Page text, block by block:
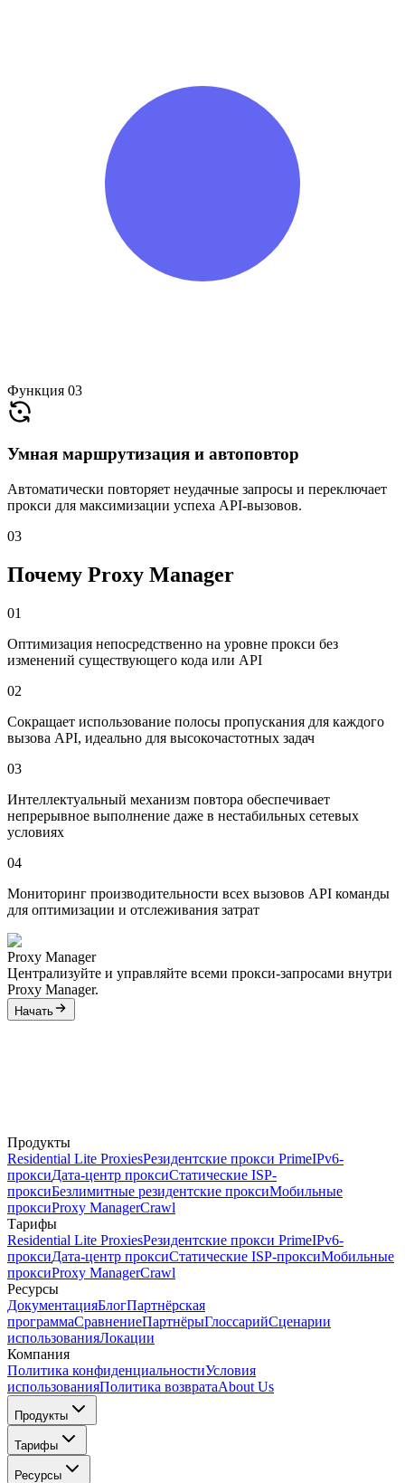
Функция 03
Умная маршрутизация и автоповтор
Автоматически повторяет неудачные запросы и переключает
прокси для максимизации успеха API-вызовов.
03
Почему Proxy Manager
01
Оптимизация непосредственно на уровне прокси без
изменений существующего кода или API
02
Сокращает использование полосы пропускания для каждого
вызова API, идеально для высокочастотных задач
03
Интеллектуальный механизм повтора обеспечивает
непрерывное выполнение даже в нестабильных сетевых
условиях
04
Мониторинг производительности всех вызовов API команды
для оптимизации и отслеживания затрат
Proxy Manager
Централизуйте и управляйте всеми прокси-запросами внутри
Proxy Manager.
Начать
Продукты
Residential Lite ProxiesРезидентские прокси PrimeIPv6-
проксиДата-центр проксиСтатические ISP-
проксиБезлимитные резидентские проксиМобильные
проксиProxy ManagerCrawl
Тарифы
Residential Lite ProxiesРезидентские прокси PrimeIPv6-
проксиДата-центр проксиСтатические ISP-проксиМобильные
проксиProxy ManagerCrawl
Ресурсы
ДокументацияБлогПартнёрская
программаСравнениеПартнёрыГлоссарийСценарии
использованияЛокации
Компания
Политика конфиденциальностиУсловия
использованияПолитика возвратаAbout Us
Продукты
Тарифы
Ресурсы